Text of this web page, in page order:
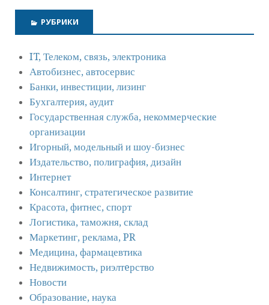
РУБРИКИ
IT, Телеком, связь, электроника
Автобизнес, автосервис
Банки, инвестиции, лизинг
Бухгалтерия, аудит
Государственная служба, некоммерческие
организации
Игорный, модельный и шоу-бизнес
Издательство, полиграфия, дизайн
Интернет
Консалтинг, стратегическое развитие
Красота, фитнес, спорт
Логистика, таможня, склад
Маркетинг, реклама, PR
Медицина, фармацевтика
Недвижимость, риэлтeрство
Новости
Образование, наука